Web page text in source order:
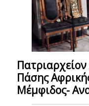
Πατριαρχείον
Πάσης
Μέμφιδος-